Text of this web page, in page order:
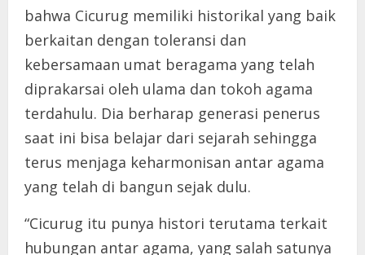
bahwa Cicurug memiliki historikal yang baik
berkaitan dengan toleransi dan
kebersamaan umat beragama yang telah
diprakarsai oleh ulama dan tokoh agama
terdahulu. Dia berharap generasi penerus
saat ini bisa belajar dari sejarah sehingga
terus menjaga keharmonisan antar agama
yang telah di bangun sejak dulu.
“Cicurug itu punya histori terutama terkait
hubungan antar agama, yang salah satunya